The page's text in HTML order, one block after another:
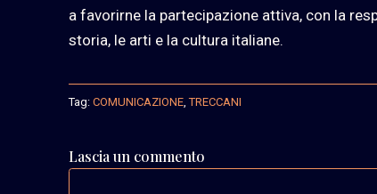
a favorirne la partecipazione attiva, con la
storia, le arti e la cultura italiane.
Tag: COMUNICAZIONE ,TRECCANI
Lascia un commento